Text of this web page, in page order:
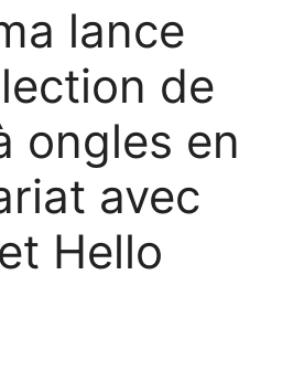
lance
de
ongles en
avec
Hello